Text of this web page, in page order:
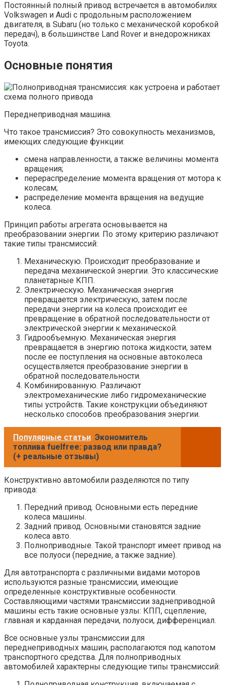
Постоянный полный привод встречается в автомобилях
Volkswagen и Audi с продольным расположением
двигателя, в Subaru (но только с механической коробкой
передач), в большинстве Land Rover и внедорожниках
Toyota.
Основные понятия
Переднеприводная машина.
Что такое трансмиссия? Это совокупность механизмов,
имеющих следующие функции:
смена направленности, а также величины момента
вращения;
перераспределение момента вращения от мотора к
колесам;
распределение момента вращения на ведущие
колеса.
Принцип работы агрегата основывается на
преобразовании энергии. По этому критерию различают
такие типы трансмиссий:
Механическую. Происходит преобразование и
передача механической энергии. Это классические
планетарные КПП.
Электрическую. Механическая энергия
превращается электрическую, затем после
передачи энергии на колеса происходит ее
превращение в обратной последовательности от
электрической энергии к механической.
Гидрообъемную. Механическая энергия
превращается в энергию потока жидкости, затем
после ее поступления на основные автоколеса
осуществляется преобразование энергии в
обратной последовательности.
Комбинированную. Различают
электромеханические либо гидромеханические
типы устройств. Такие конструкции объединяют
несколько способов преобразования энергии.
Популярные статьи Экономитель
топлива fuelfree: развод или правда?
(+ реальные отзывы)
Конструктивно автомобили разделяются по типу
привода:
Передний привод. Основными есть передние
колеса машины.
Задний привод. Основными становятся задние
колеса авто.
Полноприводные. Такой транспорт имеет привод на
все полуоси (передние, а также задние).
Для автотранспорта с различными видами моторов
используются разные трансмиссии, имеющие
определенные конструктивные особенности.
Составляющими частями трансмиссии заднеприводной
машины есть такие основные узлы: КПП, сцепление,
главная и карданная передачи, полуоси, дифференциал.
Все основные узлы трансмиссии для
переднеприводных машин, располагаются под капотом
транспортного средства. Для полноприводных
автомобилей характерны следующие типы трансмиссий: